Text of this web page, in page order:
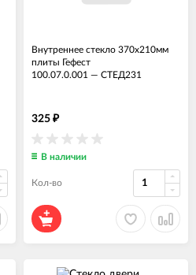
Внутреннее стекло 370x210мм
плиты Гефест
100.07.0.001 — СТЕД231
325 ₽
В наличии
Кол-во